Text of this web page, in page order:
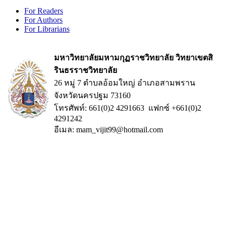
For Readers
For Authors
For Librarians
มหาวิทยาลัยมหามกุฏราชวิทยาลัย วิทยาเขตสิ
รินธรราชวิทยาลัย
26 หมู่ 7 ตำบลอ้อมใหญ่ อำเภอสามพราน
จังหวัดนครปฐม 73160
โทรศัพท์: 661(0)2 4291663 แฟกซ์ +661(0)2
4291242
อีเมล: mam_vijit99@hotmail.com